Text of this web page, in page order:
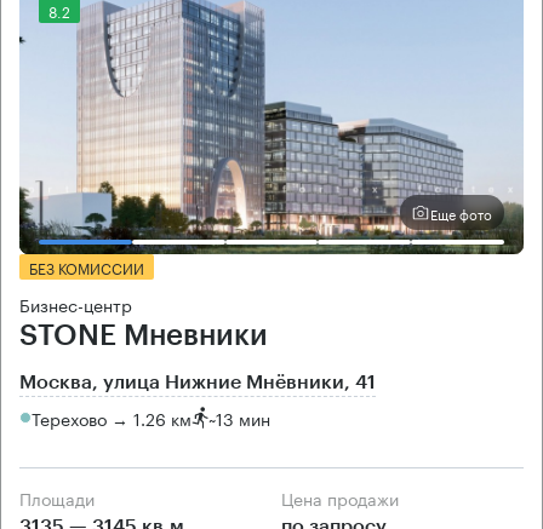
8.2
Еще фото
БЕЗ КОМИССИИ
Бизнес-центр
STONE Мневники
Москва, улица Нижние Мнёвники, 41
Терехово → 1.26 км ~13 мин
Площади Цена продажи